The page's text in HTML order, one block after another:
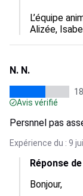
L’équipe
Alizée,
N. N.
Avis vérifié
Persnnel pas
Expérience du : 9
Réponse
Bonjour,